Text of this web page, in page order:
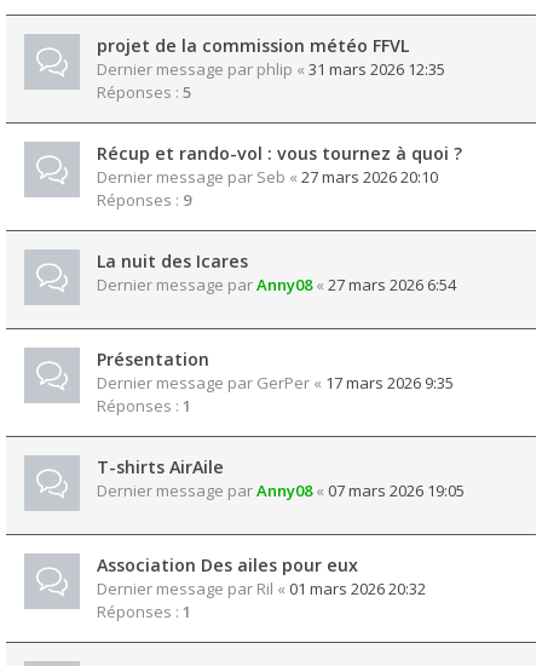
projet de la commission météo FFVL
Dernier message par phlip « 31 mars 2026 12:35
Réponses : 5
Récup et rando-vol : vous tournez à quoi ?
Dernier message par Seb « 27 mars 2026 20:10
Réponses : 9
La nuit des Icares
Dernier message parAnny08« 27 mars 2026 6:54
Présentation
Dernier message par GerPer « 17 mars 2026 9:35
Réponses : 1
T-shirts AirAile
Dernier message parAnny08« 07 mars 2026 19:05
Association Des ailes pour eux
Dernier message par Ril « 01 mars 2026 20:32
Réponses : 1